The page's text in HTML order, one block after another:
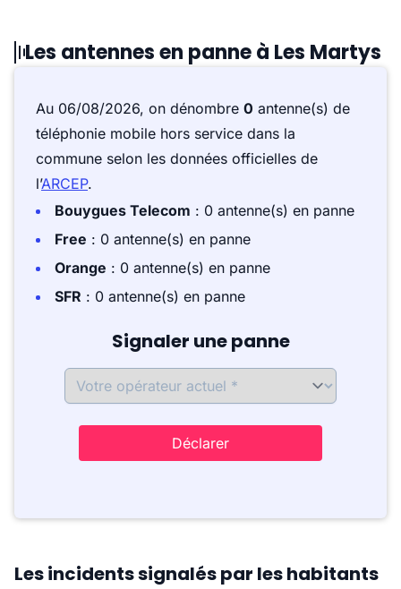
Les antennes en panne à Les Martys
Au 06/08/2026, on dénombre 0 antenne(s) de
téléphonie mobile hors service dans la
commune selon les données officielles de
l’ARCEP.
Bouygues Telecom : 0 antenne(s) en panne
Free : 0 antenne(s) en panne
Orange : 0 antenne(s) en panne
SFR : 0 antenne(s) en panne
Signaler une panne
Déclarer
Les incidents signalés par les habitants